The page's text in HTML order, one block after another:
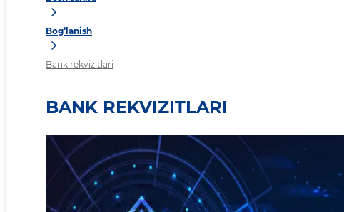
Bog‘lanish
Bank rekvizitlari
BANK REKVIZITLARI